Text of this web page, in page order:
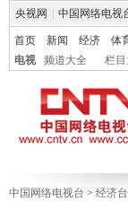
央视网 中国网络电视
首页 新闻 经济 体
电视
频道大全 栏目
中国网络电视台 > 经济台